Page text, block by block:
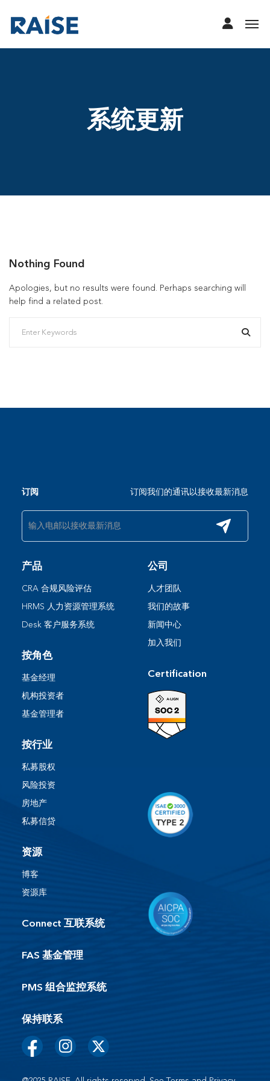
系统更新
Nothing Found
Apologies, but no results were found. Perhaps searching will
help find a related post.
订阅 订阅我们的通讯以接收最新消息
产品
CRA 合规风险评估
HRMS 人力资源管理系统
Desk 客户服务系统​
按角色
基金经理
机构投资者
基金管理者
按行业
私募股权
风险投资
房地产
私募信贷
资源
博客
资源库
Connect 互联系统
FAS 基金管理
PMS 组合监控系统
公司
人才团队
我们的故事
新闻中心
加入我们
Certification
保持联系